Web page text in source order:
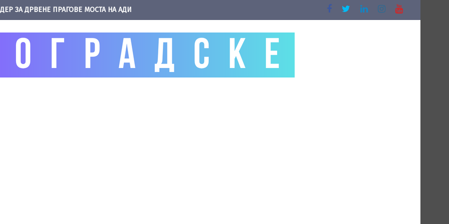
ЗА ДРВЕНЕ ПРАГОВЕ МОСТА НА АДИ